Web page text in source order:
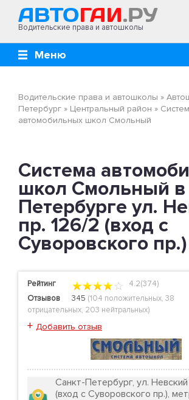
Водительские права и автошколы
Меню
Водительские права и автошколы »
Петербург » Центральный район »
автомобильных школ Смольный
Система
школ Смольный в
Петербурге ул.
пр. 126/2 (вход с
Суворовского пр.)
Рейтинг
4.2(374)
Отзывов
345 (104 положительных, 38
отрицательных, 203 нейтральных)
+ Добавить отзыв
Санкт-Петербург, ул.
(вход с Суворовского пр.),